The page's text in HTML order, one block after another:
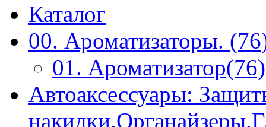
Каталог
00. Ароматизаторы.
01. Ароматизатор(76)
Автоаксессуары: